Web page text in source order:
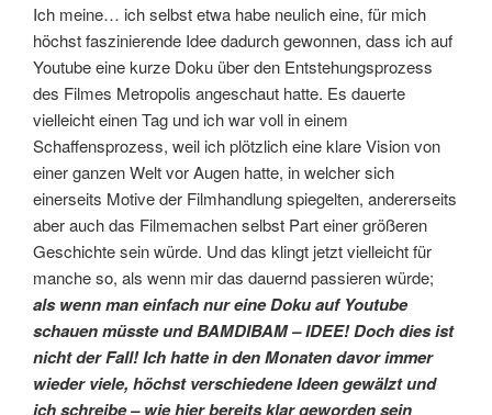
Ich meine… ich selbst etwa habe neulich eine, für mich
höchst faszinierende Idee dadurch gewonnen, dass ich auf
Youtube eine kurze Doku über den Entstehungsprozess
des Filmes Metropolis angeschaut hatte. Es dauerte
vielleicht einen Tag und ich war voll in einem
Schaffensprozess, weil ich plötzlich eine klare Vision von
einer ganzen Welt vor Augen hatte, in welcher sich
einerseits Motive der Filmhandlung spiegelten, andererseits
aber auch das Filmemachen selbst Part einer größeren
Geschichte sein würde. Und das klingt jetzt vielleicht für
manche so, als wenn mir das dauernd passieren würde;
als wenn man einfach nur eine Doku auf Youtube
schauen müsste und BAMDIBAM – IDEE! Doch dies ist
nicht der Fall! Ich hatte in den Monaten davor immer
wieder viele, höchst verschiedene Ideen gewälzt und
ich schreibe – wie hier bereits klar geworden sein